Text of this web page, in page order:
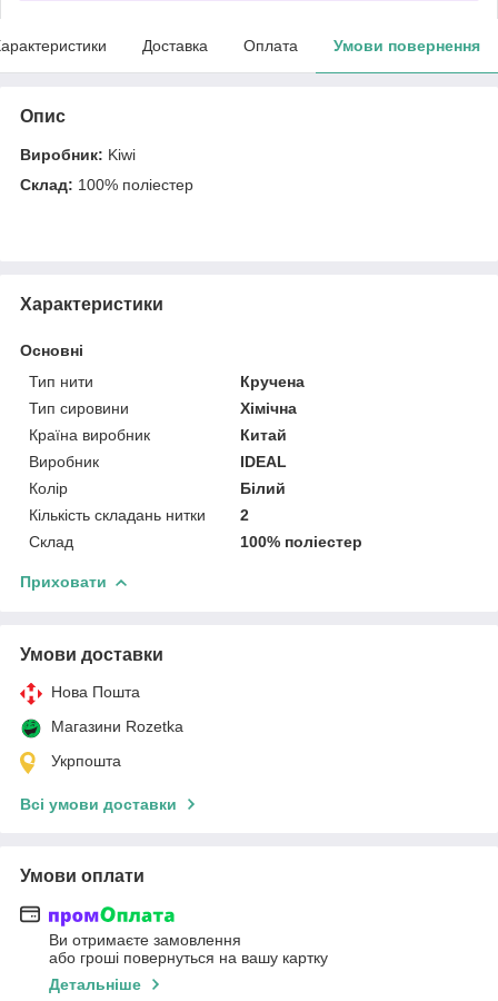
Доставка Оплата Умови повернення
Опис
Виробник: Kiwi
Склад: 100% поліестер
Характеристики
Основні
Тип нити
Кручена
Тип сировини
Хімічна
Країна виробник
Китай
Виробник
IDEAL
Колір
Білий
Кількість складань нитки
2
Склад
100% поліестер
Приховати
Умови доставки
Нова Пошта
Магазини Rozetka
Укрпошта
Всі умови доставки
Умови оплати
Ви отримаєте замовлення
або гроші повернуться на вашу картку
Детальніше